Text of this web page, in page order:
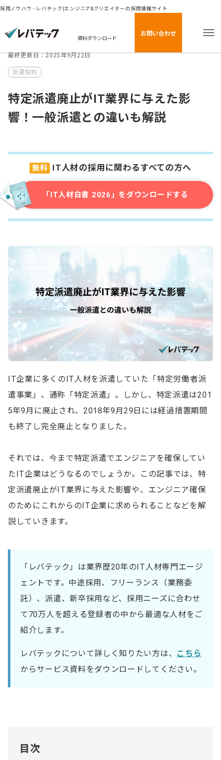
採用ノウハウ - レバテック|エンジニア&クリエイターの採用情報サイト
資料ダウンロード
お問い合わせ
最終更新日：2025年9月22日
派遣契約
特定派遣廃止がIT業界に与えた影
響！一般派遣との違いも解説
無料 IT人材の採用に関わるすべての方へ
「IT人材白書 2026」をダウンロードする
IT企業に多くのIT人材を派遣していた「特定労働者派
遣事業」、通称「特定派遣」。しかし、特定派遣は201
5年9月に廃止され、2018年9月29日には経過措置期間
も終了し完全廃止となりました。
それでは、今まで特定派遣でエンジニアを確保してい
たIT企業はどうなるのでしょうか。この記事では、特
定派遣廃止がIT業界に与えた影響や、エンジニア確保
のためにこれからのIT企業に求められることなどを解
説していきます。
「レバテック」は業界歴20年のIT人材専門エージ
ェントです。中途採用、フリーランス（業務委
託）、派遣、新卒採用など、採用ニーズに合わせ
て70万人を超える登録者の中から最適な人材をご
紹介します。
レバテックについて詳しく知りたい方は、 こちら
からサービス資料をダウンロードしてください。
目次